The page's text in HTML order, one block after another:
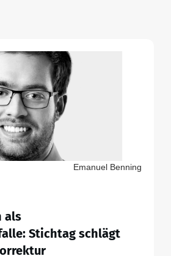
Emanuel Benning
als
Stichtag schlägt